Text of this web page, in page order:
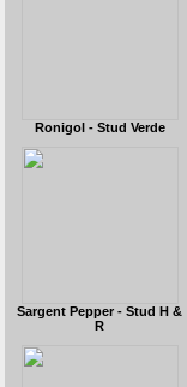
Ronigol - Stud Verde
Sargent Pepper - Stud H &
R